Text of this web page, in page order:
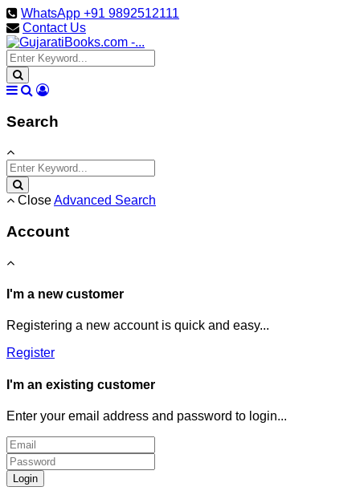
WhatsApp +91 9892512111
Contact Us
Search
CloseAdvanced Search
Account
I'm a new customer
Registering a new account is quick and easy...
Register
I'm an existing customer
Enter your email address and password to login...
Login